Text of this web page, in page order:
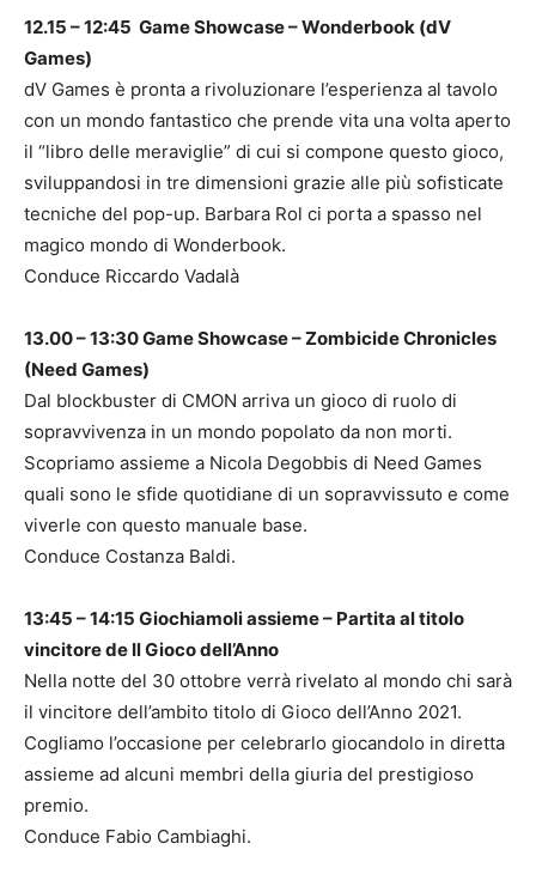
12.15 – 12:45 Game Showcase – Wonderbook (dV
Games)
dV Games è pronta a rivoluzionare l’esperienza al tavolo
con un mondo fantastico che prende vita una volta aperto
il “libro delle meraviglie” di cui si compone questo gioco,
sviluppandosi in tre dimensioni grazie alle più sofisticate
tecniche del pop-up. Barbara Rol ci porta a spasso nel
magico mondo di Wonderbook.
Conduce Riccardo Vadalà
13.00 – 13:30 Game Showcase – Zombicide Chronicles
(Need Games)
Dal blockbuster di CMON arriva un gioco di ruolo di
sopravvivenza in un mondo popolato da non morti.
Scopriamo assieme a Nicola Degobbis di Need Games
quali sono le sfide quotidiane di un sopravvissuto e come
viverle con questo manuale base.
Conduce Costanza Baldi.
13:45 – 14:15 Giochiamoli assieme – Partita al titolo
vincitore de Il Gioco dell’Anno
Nella notte del 30 ottobre verrà rivelato al mondo chi sarà
il vincitore dell’ambito titolo di Gioco dell’Anno 2021.
Cogliamo l’occasione per celebrarlo giocandolo in diretta
assieme ad alcuni membri della giuria del prestigioso
premio.
Conduce Fabio Cambiaghi.